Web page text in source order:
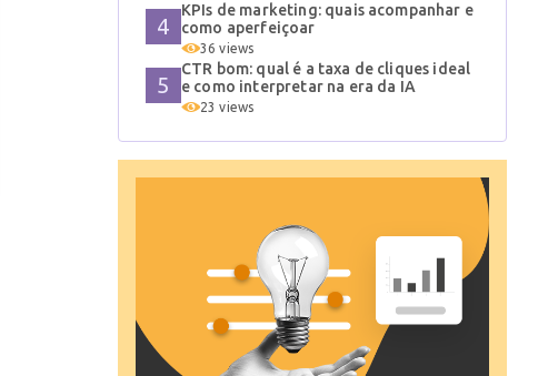
KPIs de marketing: quais acompanhar e
como aperfeiçoar
36 views
CTR bom: qual é a taxa de cliques ideal
e como interpretar na era da IA
23 views